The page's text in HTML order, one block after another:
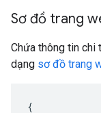
Sơ đồ trang
Chứa thông tin
dạng sơ đồ trang